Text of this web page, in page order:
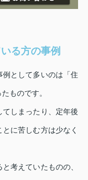
る方の事例
として多いのは「住
ものです。
しまったり、定年後
に苦しむ方は少なく
考えていたものの、